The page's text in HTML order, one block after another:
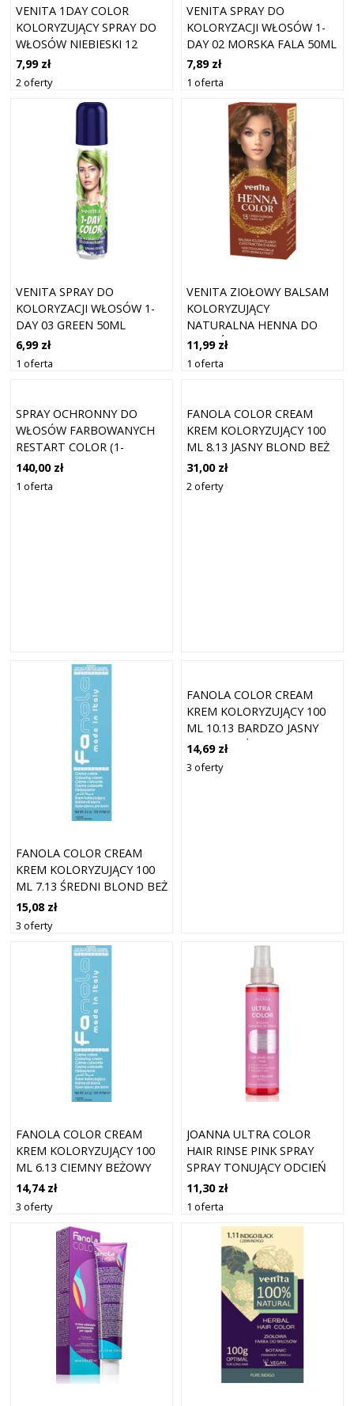
VENITA 1DAY COLOR
KOLORYZUJĄCY SPRAY DO
WŁOSÓW NIEBIESKI 12
ULTRA BLUE 50ML
7,99 zł
2 oferty
VENITA SPRAY DO
KOLORYZACJI WŁOSÓW 1-
DAY 02 MORSKA FALA 50ML
7,89 zł
1 oferta
VENITA SPRAY DO
KOLORYZACJI WŁOSÓW 1-
DAY 03 GREEN 50ML
6,99 zł
1 oferta
VENITA ZIOŁOWY BALSAM
KOLORYZUJĄCY
NATURALNA HENNA DO
WŁOSÓW 13 ORZECHOWA
11,99 zł
1 oferta
SPRAY OCHRONNY DO
WŁOSÓW FARBOWANYCH
RESTART COLOR (1-
MINUTOWY OCHRONNY
SPRAY KOLORYZUJĄCY) 200
140,00 zł
1 oferta
FANOLA COLOR CREAM
KREM KOLORYZUJĄCY 100
ML 8.13 JASNY BLOND BEŻ
31,00 zł
2 oferty
FANOLA COLOR CREAM
KREM KOLORYZUJĄCY 100
ML 7.13 ŚREDNI BLOND BEŻ
15,08 zł
3 oferty
FANOLA COLOR CREAM
KREM KOLORYZUJĄCY 100
ML 10.13 BARDZO JASNY
BLOND BEŻ
14,69 zł
3 oferty
FANOLA COLOR CREAM
KREM KOLORYZUJĄCY 100
ML 6.13 CIEMNY BEŻOWY
BLOND
14,74 zł
3 oferty
JOANNA ULTRA COLOR
HAIR RINSE PINK SPRAY
SPRAY TONUJĄCY ODCIEŃ
PINK 150 ML
11,30 zł
1 oferta